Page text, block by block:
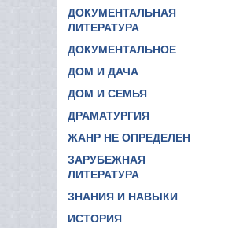
ДОКУМЕНТАЛЬНАЯ
ЛИТЕРАТУРА
ДОКУМЕНТАЛЬНОЕ
ДОМ И ДАЧА
ДОМ И СЕМЬЯ
ДРАМАТУРГИЯ
ЖАНР НЕ ОПРЕДЕЛЕН
ЗАРУБЕЖНАЯ
ЛИТЕРАТУРА
ЗНАНИЯ И НАВЫКИ
ИСТОРИЯ